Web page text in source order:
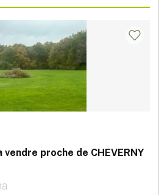
proche de CHEVERNY